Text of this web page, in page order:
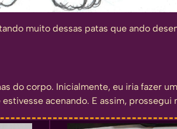
muito dessas patas que ando
do corpo. Inicialmente, eu iria fazer
acenando. E assim, prossegui